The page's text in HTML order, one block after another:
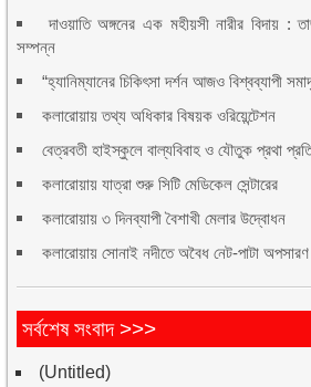
দাওয়াতি অঙ্গনের এক মহীয়সী নারীর বিদায় :
সম্পন্ন
“হ্যানিম্যানের চিকিৎসা দর্শন আজও বিশ্বব্যাপী
কলারোয়ায় তথ্য অধিকার বিষয়ক ওরিয়েন্টেশন
বেত্রবতী হাইস্কুলে বাল্যবিবাহ ও যৌতুক প্রথা
কলারোয়ায় যাত্রা শুরু সিটি মেডিকেল সেন্টারের
কলারোয়ায় ৩ দিনব্যাপী বৈশাখী মেলার উদ্বোধন
কলারোয়ায় সোনাই নদীতে অবৈধ নেট-পাটা অপসারণ
সর্বশেষ সংবাদ >>>
(Untitled)